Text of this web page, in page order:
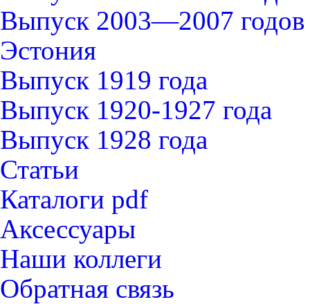
Выпуск 2003—2007 годов
Эстония
Выпуск 1919 года
Выпуск 1920-1927 года
Выпуск 1928 года
Статьи
Каталоги pdf
Аксессуары
Наши коллеги
Обратная связь